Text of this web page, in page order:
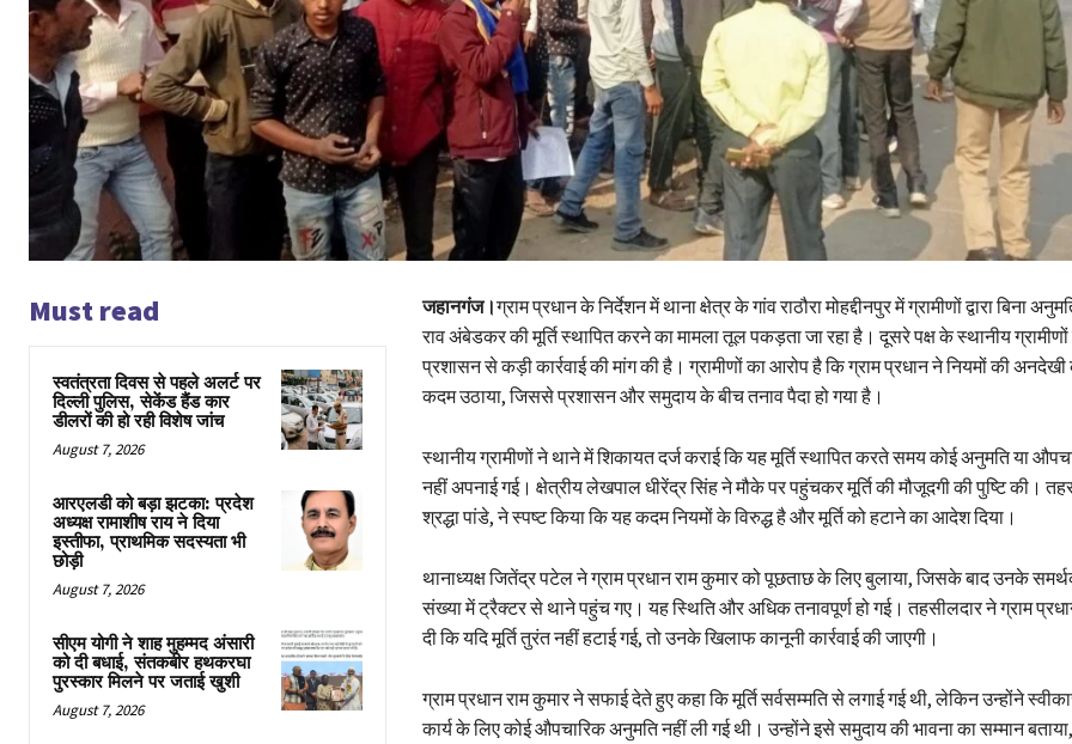
Must read
स्वतंत्रता दिवस से पहले अलर्ट पर
दिल्ली पुलिस, सेकेंड हैंड कार
डीलरों की हो रही विशेष जांच
August 7, 2026
आरएलडी को बड़ा झटका: प्रदेश
अध्यक्ष रामाशीष राय ने दिया
इस्तीफा, प्राथमिक सदस्यता भी
छोड़ी
August 7, 2026
सीएम योगी ने शाह मुहम्मद अंसारी
को दी बधाई, संतकबीर हथकरघा
पुरस्कार मिलने पर जताई खुशी
August 7, 2026
जहानगंज।ग्राम प्रधान के निर्देशन में थाना क्षेत्र के गांव राठौरा मोहद्दीनपुर में ग्रामीणों द्वारा बिना
राव अंबेडकर की मूर्ति स्थापित करने का मामला तूल पकड़ता जा रहा है। दूसरे पक्ष के स्थानीय
प्रशासन से कड़ी कार्रवाई की मांग की है। ग्रामीणों का आरोप है कि ग्राम प्रधान ने नियमों की
कदम उठाया, जिससे प्रशासन और समुदाय के बीच तनाव पैदा हो गया है।
स्थानीय ग्रामीणों ने थाने में शिकायत दर्ज कराई कि यह मूर्ति स्थापित करते समय कोई अनुमति या
नहीं अपनाई गई। क्षेत्रीय लेखपाल धीरेंद्र सिंह ने मौके पर पहुंचकर मूर्ति की मौजूदगी की पुष्टि की।
श्रद्धा पांडे, ने स्पष्ट किया कि यह कदम नियमों के विरुद्ध है और मूर्ति को हटाने का आदेश दिया।
थानाध्यक्ष जितेंद्र पटेल ने ग्राम प्रधान राम कुमार को पूछताछ के लिए बुलाया, जिसके बाद उनके
संख्या में ट्रैक्टर से थाने पहुंच गए। यह स्थिति और अधिक तनावपूर्ण हो गई। तहसीलदार ने ग्राम
दी कि यदि मूर्ति तुरंत नहीं हटाई गई, तो उनके खिलाफ कानूनी कार्रवाई की जाएगी।
ग्राम प्रधान राम कुमार ने सफाई देते हुए कहा कि मूर्ति सर्वसम्मति से लगाई गई थी, लेकिन उन्होंने
कार्य के लिए कोई औपचारिक अनुमति नहीं ली गई थी। उन्होंने इसे समुदाय की भावना का सम्मान